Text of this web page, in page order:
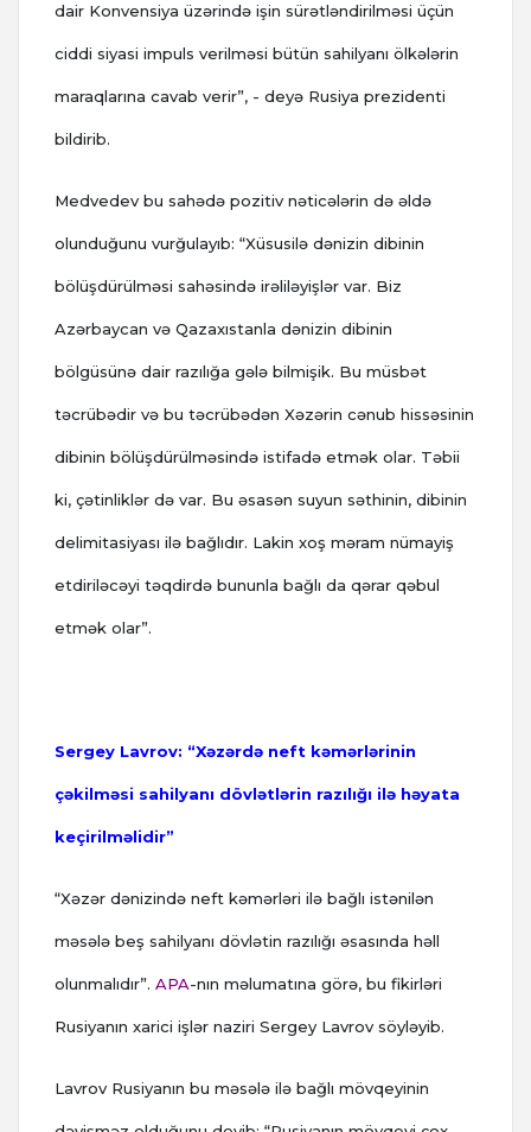
dair Konvensiya üzərində işin sürətləndirilməsi üçün
ciddi siyasi impuls verilməsi bütün sahilyanı ölkələrin
maraqlarına cavab verir”, - deyə Rusiya prezidenti
bildirib.
Medvedev bu sahədə pozitiv nəticələrin də əldə
olunduğunu vurğulayıb: “Xüsusilə dənizin dibinin
bölüşdürülməsi sahəsində irəliləyişlər var. Biz
Azərbaycan və Qazaxıstanla dənizin dibinin
bölgüsünə dair razılığa gələ bilmişik. Bu müsbət
təcrübədir və bu təcrübədən Xəzərin cənub hissəsinin
dibinin bölüşdürülməsində istifadə etmək olar. Təbii
ki, çətinliklər də var. Bu əsasən suyun səthinin, dibinin
delimitasiyası ilə bağlıdır. Lakin xoş məram nümayiş
etdiriləcəyi təqdirdə bununla bağlı da qərar qəbul
etmək olar”.
Sergey Lavrov: “Xəzərdə neft kəmərlərinin
çəkilməsi sahilyanı dövlətlərin razılığı ilə həyata
keçirilməlidir”
“Xəzər dənizində neft kəmərləri ilə bağlı istənilən
məsələ beş sahilyanı dövlətin razılığı əsasında həll
olunmalıdır”. APA-nın məlumatına görə, bu fikirləri
Rusiyanın xarici işlər naziri Sergey Lavrov söyləyib.
Lavrov Rusiyanın bu məsələ ilə bağlı mövqeyinin